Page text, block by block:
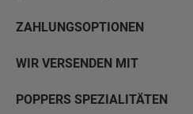
ZAHLUNGSOPTIONEN
WIR VERSENDEN MIT
POPPERS SPEZIALITÄTEN